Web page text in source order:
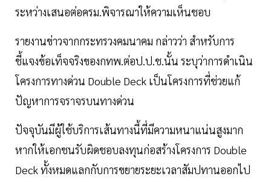
ระหว่างเสนอต่อครม.พิจารณาให้ความเห็นชอบ
รายงานข่าวจากกระทรวงคมนาคม กล่าวว่า สำหรับการ
ชี้แจงข้อเท็จจริงของกทพ.ต่อป.ป.ช.นั้น ระบุว่าการดำเนิน
โครงการทางด่วน Double Deck เป็นโครงการที่ช่วยแก้
ปัญหาการจราจรบนทางด่วน
ปัจจุบันมีผู้ใช้บริการเส้นทางนี้ที่มีความหนาแน่นสูงมาก
หากให้เอกชนรับผิดชอบลงทุนก่อสร้างโครงการ Double
Deck ทั้งหมดแลกกับการขยายระยะเวลาสัมปทานออกไป